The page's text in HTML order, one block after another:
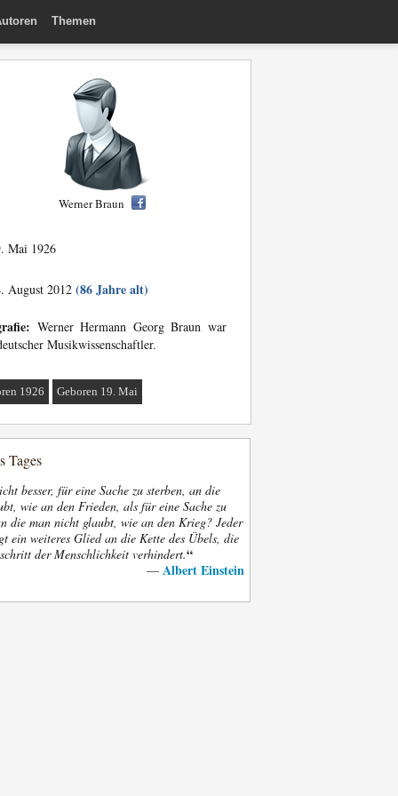
Themen
Werner Braun
Mai 1926
August 2012 (86 Jahre alt)
Werner Hermann Georg Braun war
Musikwissenschaftler.
1926 Geboren 19. Mai
Tages
besser, für eine Sache zu sterben, an die
wie an den Frieden, als für eine Sache zu
die man nicht glaubt, wie an den Krieg? Jeder
ein weiteres Glied an die Kette des Übels, die
der Menschlichkeit verhindert.“
— Albert Einstein